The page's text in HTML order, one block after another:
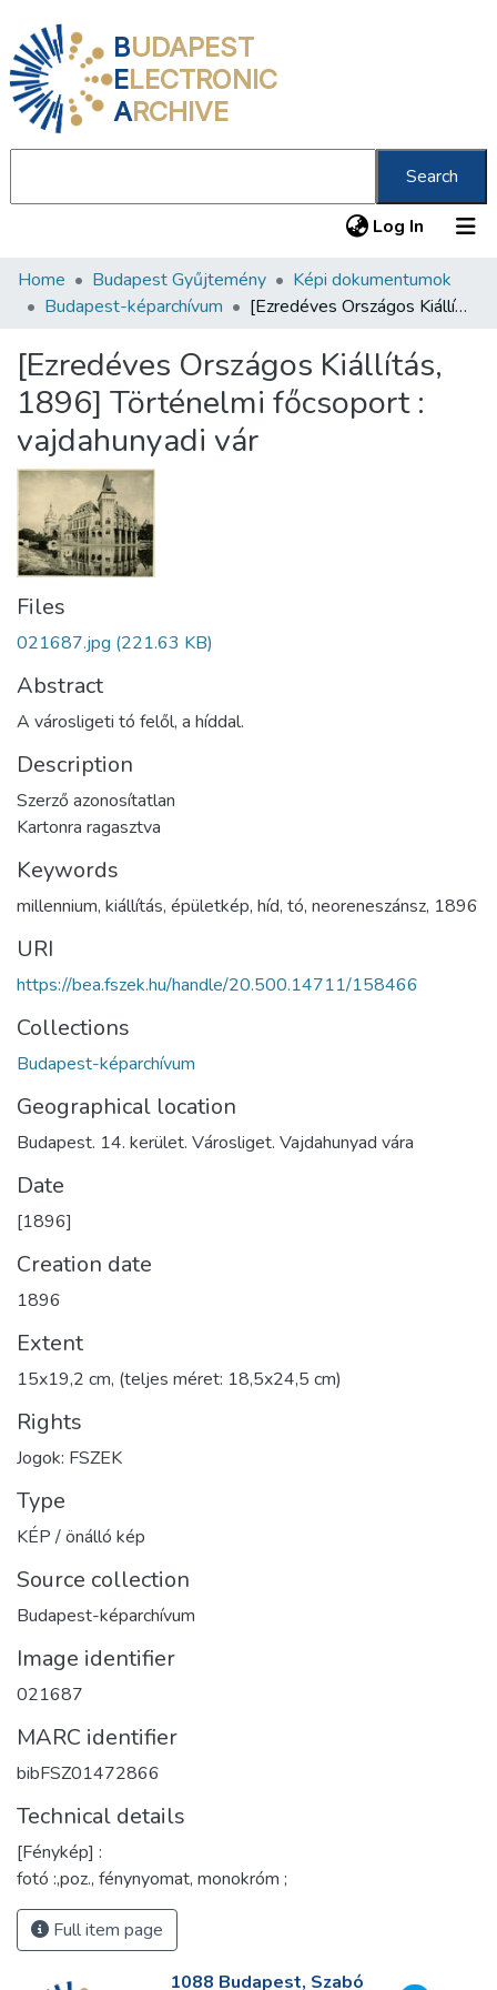
BUDAPEST
ELECTRONIC
ARCHIVE
Search
Log In (current)
Communities & Collections
Statistics
About us
Home Budapest Gyűjtemény
Képi dokumentumok
Budapest-képarchívum
[Ezredéves Országos Kiállítás, 1896] Történelmi főcsoport : vajdahunyadi vár
[Ezredéves Országos Kiállítás,
1896] Történelmi főcsoport :
vajdahunyadi vár
Files
021687.jpg (221.63 KB)
Abstract
A városligeti tó felől, a híddal.
Description
Szerző azonosítatlan
Kartonra ragasztva
Keywords
millennium, kiállítás, épületkép, híd, tó, neoreneszánsz, 1896
URI
https://bea.fszek.hu/handle/20.500.14711/158466
Collections
Budapest-képarchívum
Geographical location
Budapest. 14. kerület. Városliget. Vajdahunyad vára
Date
[1896]
Creation date
1896
Extent
15x19,2 cm, (teljes méret: 18,5x24,5 cm)
Rights
Jogok: FSZEK
Type
KÉP / önálló kép
Source collection
Budapest-képarchívum
Image identifier
021687
MARC identifier
bibFSZ01472866
Technical details
[Fénykép] :
fotó :,poz., fénynyomat, monokróm ;
Full item page
1088 Budapest, Szabó